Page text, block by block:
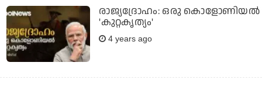
രാജ്യദ്രോഹം: ഒരു കൊളോണിയൽ
'കുറ്റകൃത്യം'
4 years ago